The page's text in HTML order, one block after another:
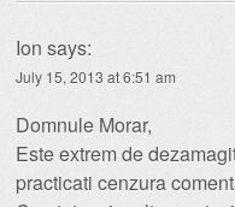
Ion says:
July 15, 2013 at 6:51 am
Domnule Morar,
Este extrem de
practicati cenzura